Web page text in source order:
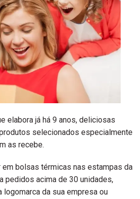
elabora já há 9 anos, deliciosas
selecionados especialmente
as recebe.
bolsas térmicas nas estampas da
pedidos acima de 30 unidades,
da sua empresa ou